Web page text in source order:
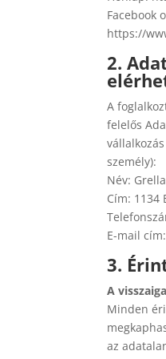
Facebook
https://
2.
A
felelős
személy):
Név:
Cím: 1134
E-mail
3.
A
Minden
az